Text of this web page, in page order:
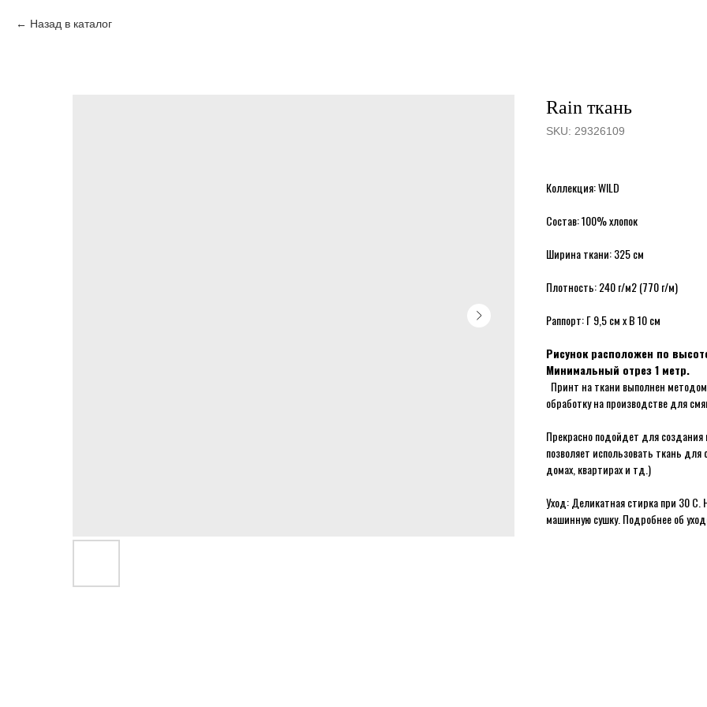
Назад в каталог
Rain ткань
SKU: 29326109
Коллекция: WILD
Состав: 100% хлопок
Ширина ткани: 325 см
Плотность: 240 г/м2 (770 г/м)
Раппорт: Г 9,5 см х В 10 см
Рисунок расположен по
Минимальный отрез 1 метр.
Принт на ткани выполнен
обработку на производстве для
Прекрасно подойдет для создания
позволяет использовать ткань
домах, квартирах и тд.)
Уход: Деликатная стирка при 30 С.
машинную сушку. Подробнее об